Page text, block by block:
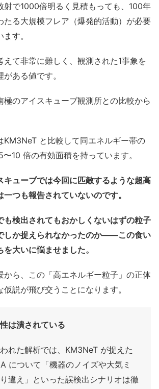
射で1000倍明るく見積もっても、100年
たる大規模フレア（爆発的活動）が必要
す。
えて非常に難しく、観測された1事象を
ある値です。
極のアイスキューブ観測所との比較から
KM3NeT と比較して同エネルギー帯の
10 倍の有効面積を持っています。
キューブでは今回に匹敵するような超高
つも報告されていないのです。
も検出されてもおかしくないはずの粒子
しか捉えられなかったのか――この食い
大いに悩ませました。
から、この「高エネルギー粒子」の正体
説が飛び交うことになります。
は潰されている
れた解析では、KM3NeT が捉えた
について「機器のノイズや大気ミ
違え」といった誤検出シナリオは徹